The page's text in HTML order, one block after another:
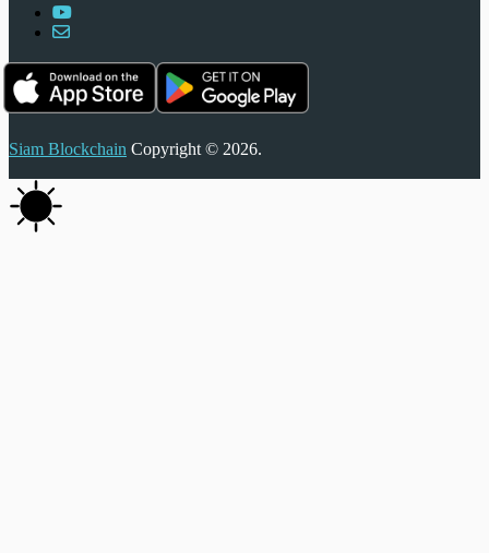
Siam Blockchain Copyright © 2026.